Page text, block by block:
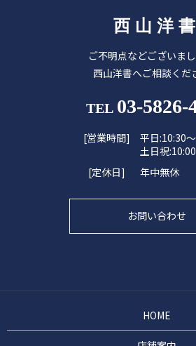
西山洋書
ご不明点などございまし
西山洋書へご相談くだ
TEL 03-5826-
[営業時間]
平日:10:30
土日祝
[定休日]
年中無休
お問い合わせ
HOME